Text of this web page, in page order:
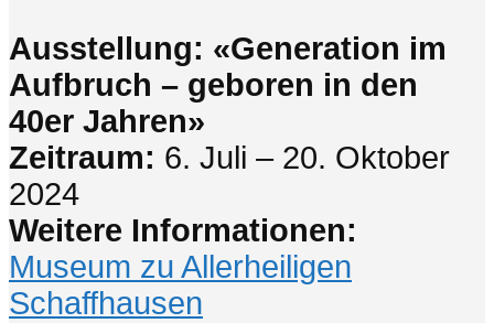
Ausstellung: «Generation im
Aufbruch – geboren in den
40er Jahren»
Zeitraum: 6. Juli – 20. Oktober
2024
Weitere Informationen:
Museum zu Allerheiligen
Schaffhausen